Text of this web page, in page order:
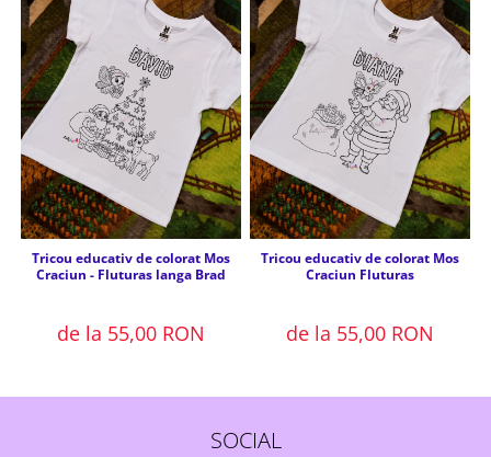
Tricou educativ de colorat Mos
Craciun - Fluturas langa Brad
de la 55,00 RON
Tricou educativ de colorat Mos
Craciun Fluturas
de la 55,00 RON
SOCIAL